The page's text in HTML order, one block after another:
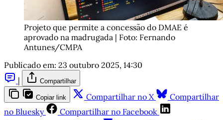
Projeto que permite a concessão do DMAE é
aprovado na madrugada | Foto: Fernando
Antunes/CMPA
Publicado em: 23 outubro 2025, 14:30
|
Compartilhar
Copiar link Compartilhar no X
Compartilhar
no Bluesky
Compartilhar no Facebook